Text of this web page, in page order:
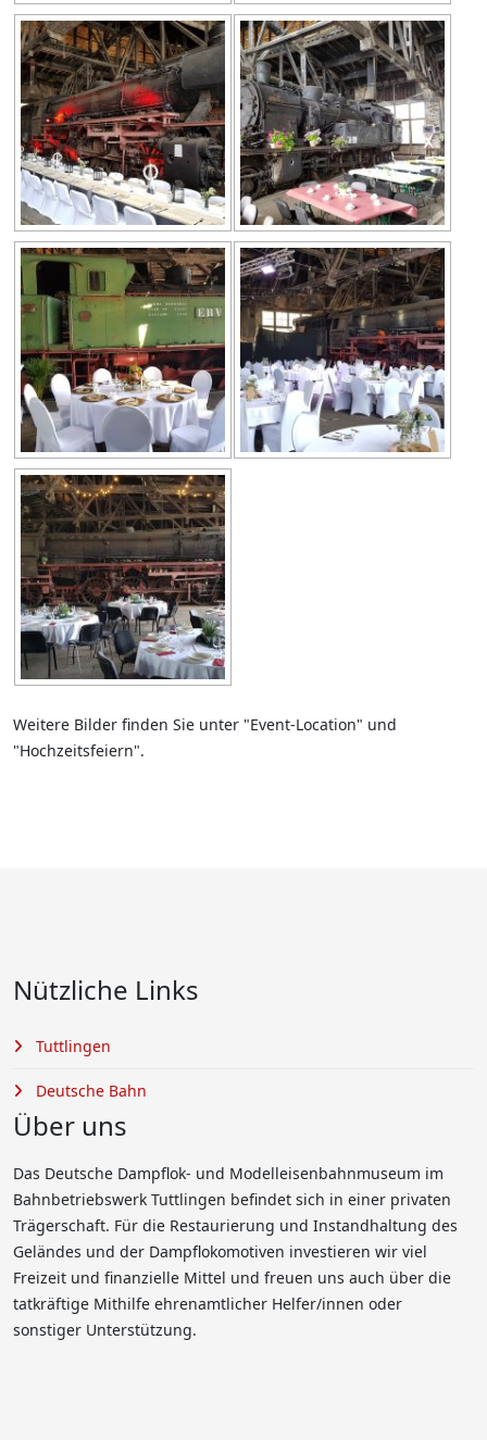
Weitere Bilder finden Sie unter "Event-Location" und
"Hochzeitsfeiern".
Nützliche Links
Tuttlingen
Deutsche Bahn
Über uns
Das Deutsche Dampflok- und Modelleisenbahnmuseum im
Bahnbetriebswerk Tuttlingen befindet sich in einer privaten
Trägerschaft. Für die Restaurierung und Instandhaltung des
Geländes und der Dampflokomotiven investieren wir viel
Freizeit und finanzielle Mittel und freuen uns auch über die
tatkräftige Mithilfe ehrenamtlicher Helfer/innen oder
sonstiger Unterstützung.